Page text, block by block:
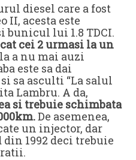
diesel care a fost
II, acesta este
bunicul lui 1.8 TDCI.
cei 2 urmasi la un
a nu mai auzi
este sa dai
sa asculti “La salul
Lambru. A da,
si trebuie schimbata
De asemenea,
un injector, dar
1992 deci trebuie